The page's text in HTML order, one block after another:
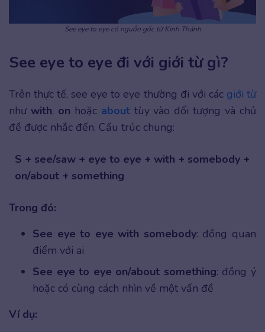
See eye to eye có nguồn gốc từ Kinh Thánh
See eye to eye đi với giới từ gì?
Trên thực tế, see eye to eye thường đi với các giới từ
như with, on hoặc abouttùy vào đối tượng và chủ
đề được nhắc đến. Cấu trúc chung:
S + see/saw + eye to eye + with + somebody +
on/about + something
Trong đó:
See eye to eye with somebody: đồng quan
điểm với ai
See eye to eye on/about something: đồng ý
hoặc có cùng cách nhìn về một vấn đề
Ví dụ: